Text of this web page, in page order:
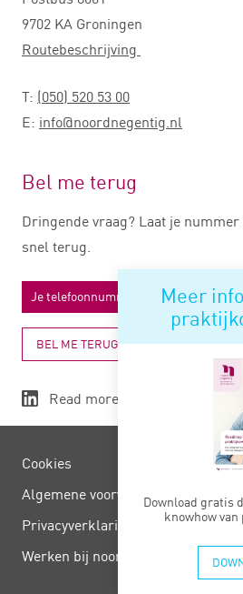
Meer
Download gratis
knowhow
9702 KA Groningen
Routebeschrijving
T: (050) 520 53 00
E: info@noordnegentig.nl
Bel me terug
Dringende vraag? Laat je
snel terug.
BEL ME TERUG
Read more
Cookies
Algemene voorwaarden
Privacy­verklaring
Werken bij noord negentig